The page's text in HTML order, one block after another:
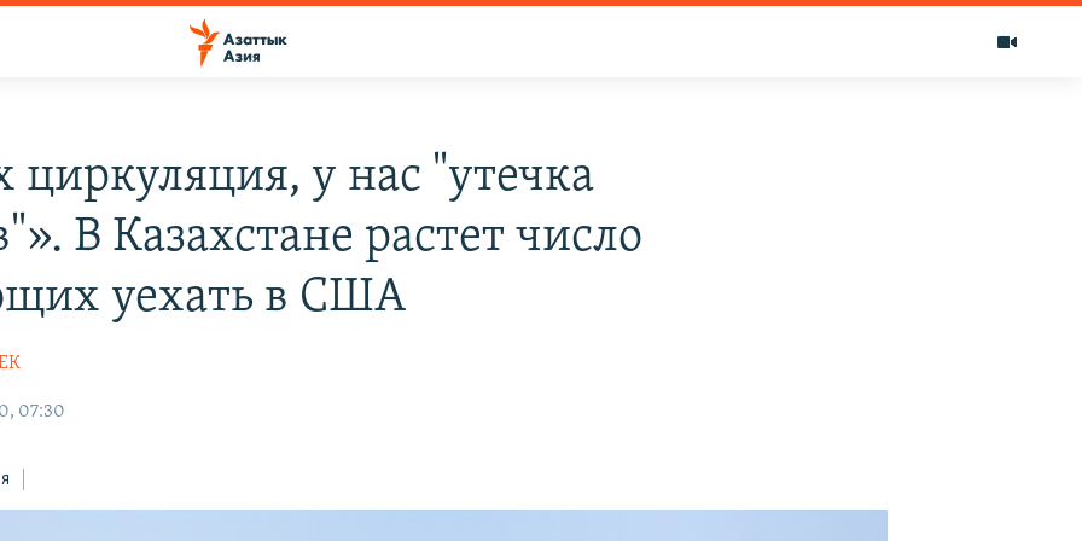
циркуляция, у нас "утечка
В Казахстане растет число
уехать в США
07:30